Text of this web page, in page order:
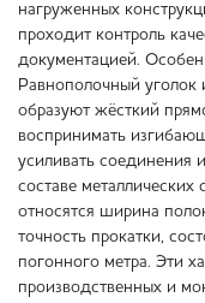
нагруженных
проходит контроль
документацией.
Равнополочный уголок
образуют жёсткий
воспринимать
усиливать соединения
составе металлических
относятся ширина
точность прокатки,
погонного метра. Эти
производственных и